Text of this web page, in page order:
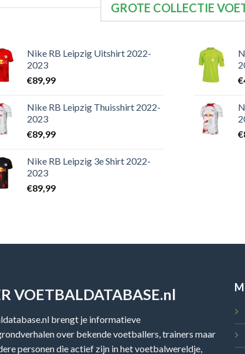
GROTE COLLECTIE
Nike RB Leipzig Uitshirt 2022-
2023
€89,99
Nike RB Leipzig Thuisshirt 2022-
2023
€89,99
Nike RB Leipzig 3e Shirt 2022-
2023
€89,99
€
€
VOETBALDATABASE.nl
brengt je informatieve
over bekende voetballers, trainers maar
personen die actief zijn in het voetbalwereldje,